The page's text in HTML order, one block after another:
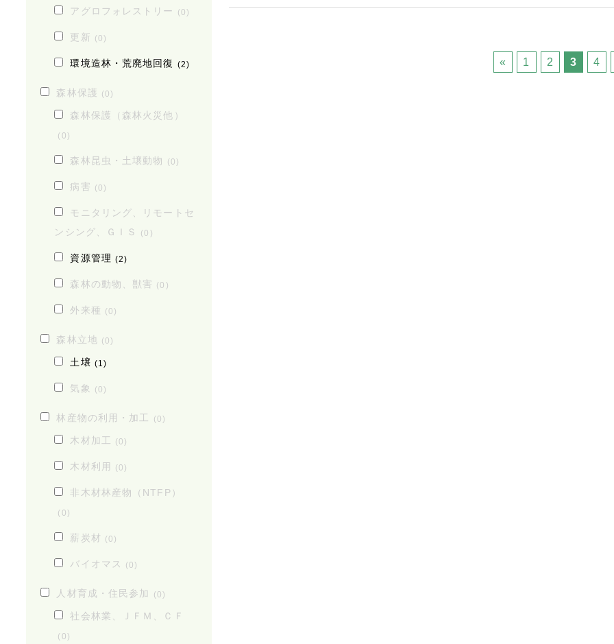
アグロフォレストリー (0)
更新 (0)
環境造林・荒廃地回復 (2)
森林保護 (0)
森林保護（森林火災他）
(0)
森林昆虫・土壌動物 (0)
病害 (0)
モニタリング、リモートセ
ンシング、ＧＩＳ
(0)
資源管理 (2)
森林の動物、獣害 (0)
外来種 (0)
森林立地 (0)
土壌 (1)
気象 (0)
林産物の利用・加工 (0)
木材加工 (0)
木材利用 (0)
非木材林産物（NTFP）
(0)
薪炭材 (0)
バイオマス (0)
人材育成・住民参加 (0)
社会林業、ＪＦＭ、ＣＦ
(0)
« 1 2 3 4